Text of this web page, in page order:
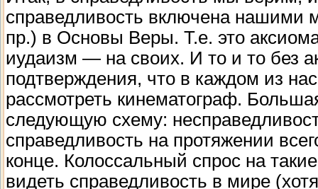
справедливость включена
пр.) в Основы Веры. Т.е. это
иудаизм — на своих. И то и то без
подтверждения, что в каждом из
рассмотреть кинематограф.
следующую схему:
справедливость на протяжении
конце. Колоссальный спрос на
видеть справедливость в мире